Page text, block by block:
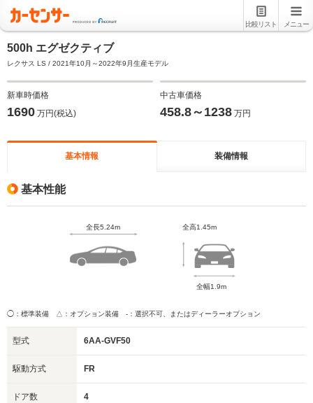
比較リスト メニュー
500h エグゼクティブ
レクサス LS / 2021年10月～2022年9月生産モデル
新車時価格
1690 万円(税込)
中古車価格
458.8～1238 万円
基本情報 装備情報
基本性能
全長5.24m 全高1.45m
全幅1.9m
◯：標準装備 △：オプション装備 -：選択不可、またはディーラーオプション
型式 6AA-GVF50
駆動方式 FR
ドア数 4